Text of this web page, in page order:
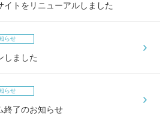
イトをリニューアルしました
らせ
しました
らせ
終了のお知らせ